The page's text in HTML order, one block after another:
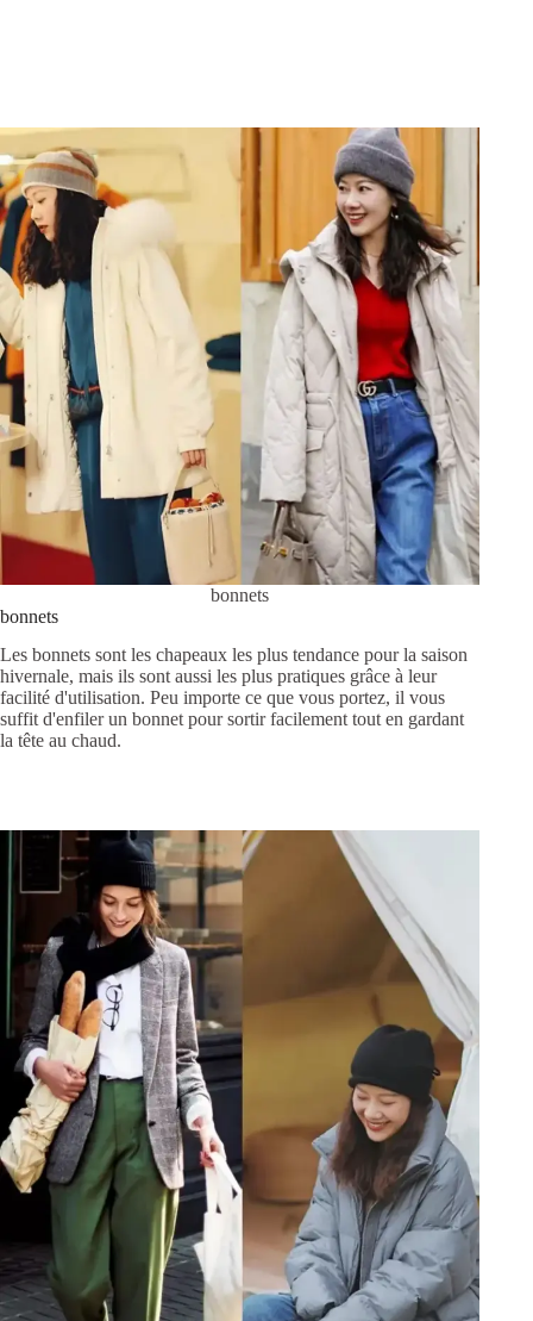
bonnets
bonnets
Les bonnets sont les chapeaux les plus tendance pour la saison
hivernale, mais ils sont aussi les plus pratiques grâce à leur
facilité d'utilisation. Peu importe ce que vous portez, il vous
suffit d'enfiler un bonnet pour sortir facilement tout en gardant
la tête au chaud.